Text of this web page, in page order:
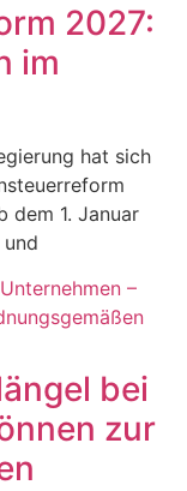
2027:
im
hat sich
dem 1. Januar
bei
zur